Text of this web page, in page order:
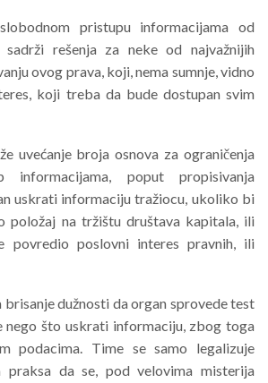
pristupu informacijama od
sadrži rešenja za neke od najvažnijih
ovog prava, koji, nema sumnje, vidno
koji treba da bude dostupan svim
uvećanje broja osnova za ograničenja
poput propisivanja
uskrati informaciju tražiocu, ukoliko bi
položaj na tržištu društava kapitala, ili
poslovni interes pravnih, ili
brisanje dužnosti da organ sprovede test
nego što uskrati informaciju, zbog toga
podacima. Time se samo legalizuje
praksa da se, pod velovima misterija